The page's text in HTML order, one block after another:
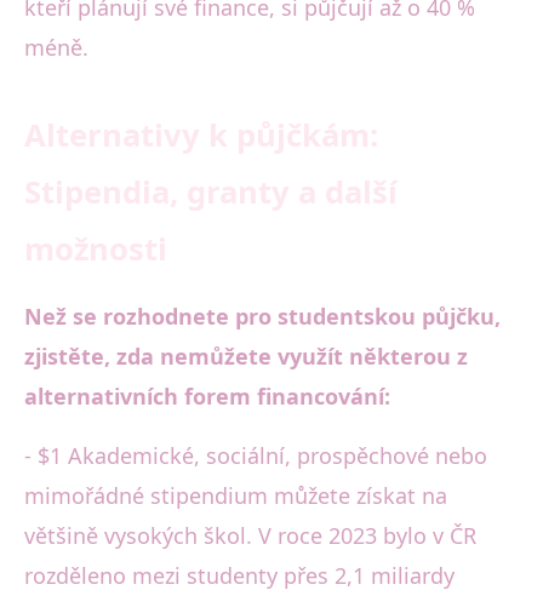
kteří plánují své finance, si půjčují až o 40 %
méně.
Než se rozhodnete pro studentskou půjčku,
zjistěte, zda nemůžete využít některou z
alternativních forem financování:
- $1 Akademické, sociální, prospěchové nebo
mimořádné stipendium můžete získat na
většině vysokých škol. V roce 2023 bylo v ČR
rozděleno mezi studenty přes 2,1 miliardy